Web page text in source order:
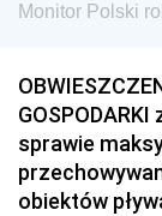
Monitor Polski
sprawie
obiektów